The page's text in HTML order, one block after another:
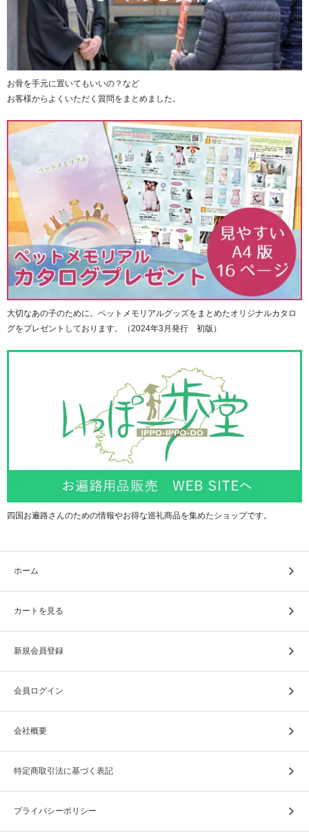
※「あんしん御札セット」にお申込みいただいた方は、
「お焚き上げ申し込みセット」と共にお送りいたします。
■個別のお焚き上げ供養が可能です。（有料オプショ
ン）
ご自分のお品だけのためにご供養（お焚き上げ）を行って
ほしいという方には、ご希望される場合は個別にお焚き上
げを行い、実際に還源にて立ち合うことも可能です。
（個別のお焚き上げは、＋15,000円の追加料金がかかりま
す）
■いのりのお焚き上げサービス ご利
①オンラインサイトからコースを選び、ご購入（決
■価格に含まれるもの
・お焚き上げできないお品の処理費用
②お申込書に必要事項をご記入の上、お品を封入く
ださい。
お骨を手元に置いてもいいの？など
お客様からよくいただく質問をまとめました。
大切なあの子のために。ペットメモリアルグッズをまとめたオリジナルカタロ
グをプレゼントしております。（2024年3月発行 初版）
四国お遍路さんのための情報やお得な巡礼商品を集めたショップです。
ホーム
カートを見る
新規会員登録
会員ログイン
会社概要
特定商取引法に基づく表記
プライバシーポリシー